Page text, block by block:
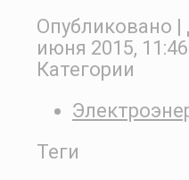
Опубликовано |
июня 2015, 11:46
Категории
Теги